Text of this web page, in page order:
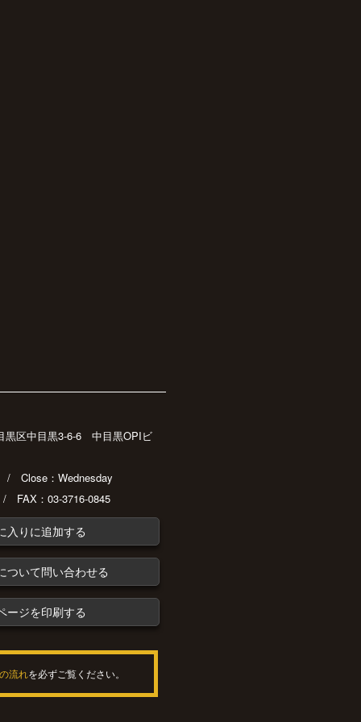
黒区中目黒3-6-6 中目黒OPIビ
/ Close：Wednesday
FAX：03-3716-0845
入りに追加する
ついて問い合わせる
ージを印刷する
流れを必ずご覧ください。